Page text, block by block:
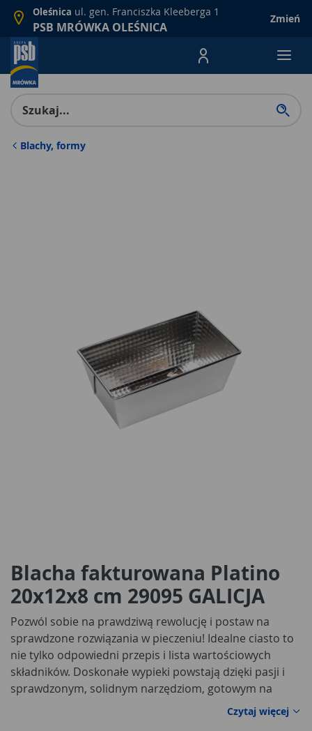
Oleśnica ul. gen. Franciszka Kleeberga 1
PSB MRÓWKA OLEŚNICA
Zmień
Menu Produktów,
Blachy, formy
Blacha fakturowana Platino
20x12x8 cm 29095 GALICJA
Pozwól sobie na prawdziwą rewolucję i postaw na
sprawdzone rozwiązania w pieczeniu! Idealne ciasto to
nie tylko odpowiedni przepis i lista wartościowych
składników. Doskonałe wypieki powstają dzięki pasji i
sprawdzonym, solidnym narzędziom, gotowym na
każdy Twój pomysł. Zaufaj doświadczeniu ekspertów i
postaw na wysokiej klasy blachę fakturowaną PLATINO.
Czytaj więcej